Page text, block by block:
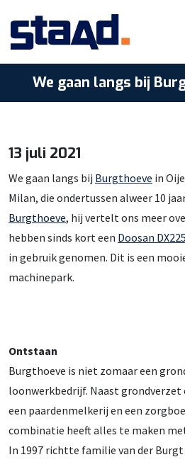
We gaan langs bij
13 juli 2021
We gaan langs bij Burgthoeve in
Milan, die ondertussen alweer 10
Burgthoeve, hij vertelt ons meer
hebben sinds kort een Doosan
in gebruik genomen. Dit is een
machinepark.
Ontstaan
Burgthoeve is niet zomaar een
loonwerkbedrijf. Naast
een paardenmelkerij en een
combinatie heeft alles te maken
In 1997 richtte familie van der